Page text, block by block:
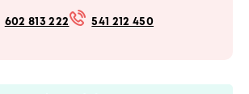
602 813 222 541 212 450